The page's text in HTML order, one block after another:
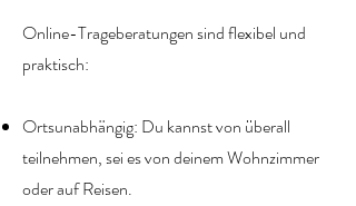
Online-Trageberatungen sind flexibel und
praktisch:
Ortsunabhängig: Du kannst von überall
teilnehmen, sei es von deinem Wohnzimmer
oder auf Reisen.